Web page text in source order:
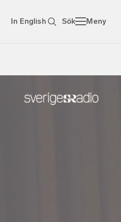
In English Sök Meny